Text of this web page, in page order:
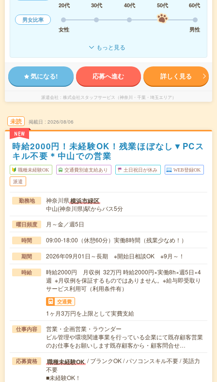
20代
30代 40代 50代
60代
男女比率
女性
男性
もっと見る
気になる! 応募へ進む 詳しく見る
派遣会社 株式会社スタッフサービス（神奈川・千葉・埼玉エリア）
未読
NEW
掲載日 2026/08/06
時給2000円！未経験OK！残業ほぼなし▼PCス
キル不要＊中山での営業
職種未経験OK 交通費別途支給あり 土日祝日が休み WEB登録OK
派遣
勤務地 神奈川県横浜市緑区
中山(神奈川県)駅からバス5分
曜日頻度 月～金／週5日
時間 09:00-18:00（休憩60分）実働8時間（残業少なめ！）
期間 2026年09月01日～長期 ※開始日相談OK ※9月～！
時給
時給2000円 月収例 32万円 時給2000円×実働8h×週5日×4
週 ※月収例を保証するものではありません。※給与即受取り
サービス利用可（利用条件有）
交通費
1ヶ月3万円を上限として実費支給
仕事内容
営業・企画営業・ラウンダー
ビル管理や環境関連事業を行っている企業にて既存顧客営業
のお仕事をお願いします既存顧客から・顧客問合せ…
応募資格 職種未経験OK / ブランクOK / パソコンスキル不要 / 英語力
不要
■未経験OK！